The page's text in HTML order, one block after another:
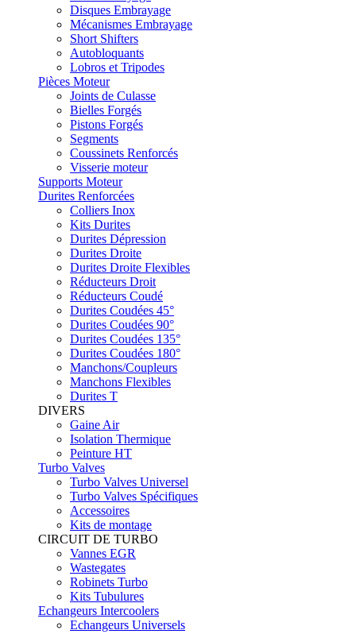
Disques Embrayage
Mécanismes Embrayage
Short Shifters
Autobloquants
Lobros et Tripodes
Pièces Moteur
Joints de Culasse
Bielles Forgés
Pistons Forgés
Segments
Coussinets Renforcés
Visserie moteur
Supports Moteur
Durites Renforcées
Colliers Inox
Kits Durites
Durites Dépression
Durites Droite
Durites Droite Flexibles
Réducteurs Droit
Réducteurs Coudé
Durites Coudées 45°
Durites Coudées 90°
Durites Coudées 135°
Durites Coudées 180°
Manchons/Coupleurs
Manchons Flexibles
Durites T
DIVERS
Gaine Air
Isolation Thermique
Peinture HT
Turbo Valves
Turbo Valves Universel
Turbo Valves Spécifiques
Accessoires
Kits de montage
CIRCUIT DE TURBO
Vannes EGR
Wastegates
Robinets Turbo
Kits Tubulures
Echangeurs Intercoolers
Echangeurs Universels